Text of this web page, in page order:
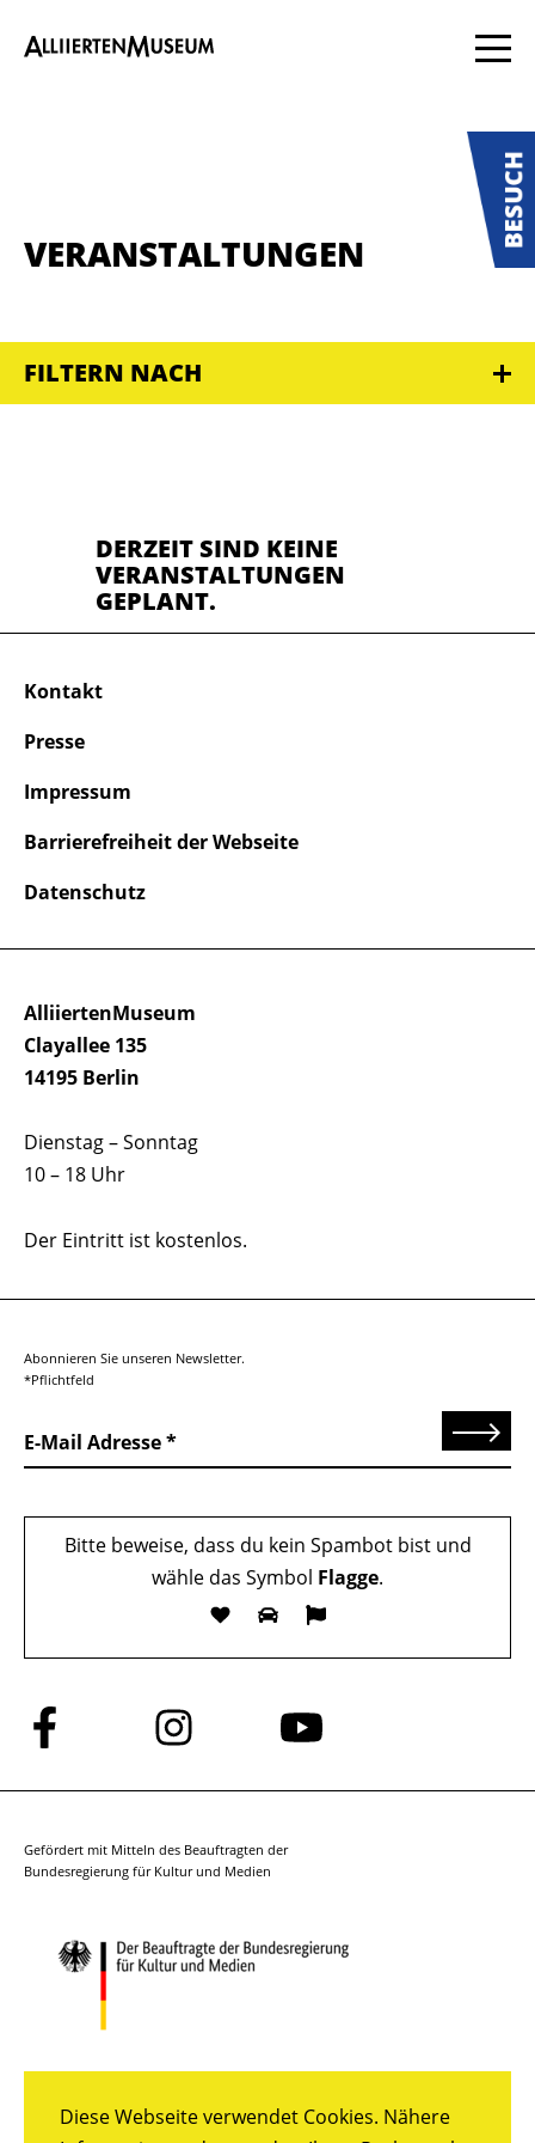
Diese Webseite verwendet Cookies. Nähere
VERANSTALTUNGEN
FILTERN NACH
DERZEIT SIND KEINE
VERANSTALTUNGEN
GEPLANT.
AlliiertenMuseum
Clayallee 135
14195 Berlin
Dienstag – Sonntag
10 – 18 Uhr
Der Eintritt ist kostenlos.
Kontakt
Presse
Impressum
Barrierefreiheit der Webseite
Datenschutz
Abonnieren Sie unseren Newsletter.
*Pflichtfeld
E-Mail Adresse Senden
Bitte beweise, dass du kein Spambot bist und
wähle das Symbol Flagge.
Folge
uns
auf
Folge
uns
auf
Folge
auf
Gefördert mit Mitteln des Beauftragten der
Bundesregierung für Kultur und Medien